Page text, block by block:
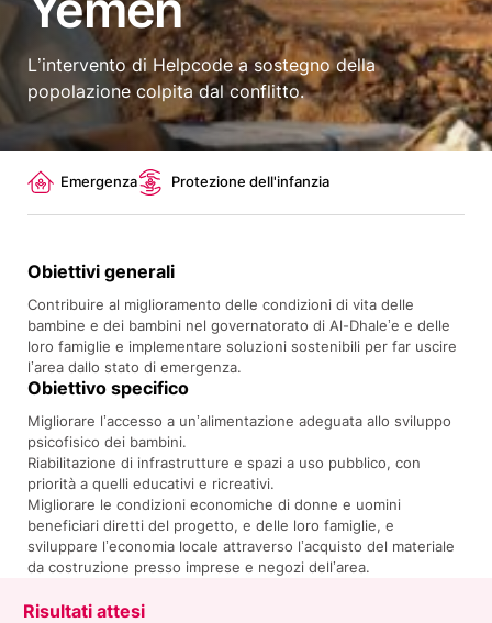
L’intervento di Helpcode a sostegno della
popolazione colpita dal conflitto.
TopicsEmergenza Protezione dell'infanzia
Obiettivi generali
Contribuire al miglioramento delle condizioni di vita delle
bambine e dei bambini nel governatorato di Al-Dhale’e e delle
loro famiglie e implementare soluzioni sostenibili per far uscire
l’area dallo stato di emergenza.
Obiettivo specifico
Migliorare l’accesso a un’alimentazione adeguata allo sviluppo
psicofisico dei bambini.
Riabilitazione di infrastrutture e spazi a uso pubblico, con
priorità a quelli educativi e ricreativi.
Migliorare le condizioni economiche di donne e uomini
beneficiari diretti del progetto, e delle loro famiglie, e
sviluppare l’economia locale attraverso l’acquisto del materiale
da costruzione presso imprese e negozi dell’area.
Risultati attesi